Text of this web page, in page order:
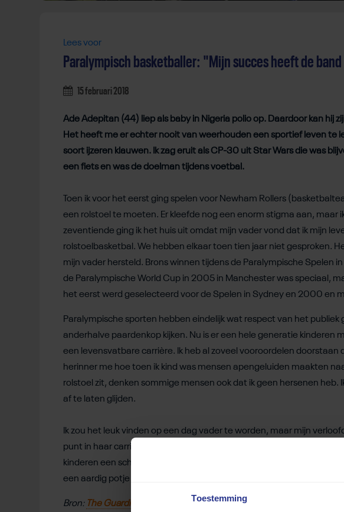
Toestemming
Lees voor
Paralympisch basketballer: "Mijn succes heeft de
15 februari 2018
Ade Adepitan (44) liep als baby in Nigeria polio op. Daardoor kan hij
Het heeft me er echter nooit van weerhouden een sportief leven te
soort ijzeren klauwen. Ik zag eruit als CP-30 uit Star Wars die was
een fiets en was de doelman tijdens voetbal.
Toen ik voor het eerst ging spelen voor Newham Rollers
een rolstoel te moeten. Er kleefde nog een enorm stigma aan, maar
zeventiende ging ik het huis uit omdat mijn vader vond dat ik mijn
rolstoelbasketbal. We hebben elkaar toen tien jaar niet gesproken.
mijn vader hersteld. Brons winnen tijdens de Paralympische Spelen
de Paralympische World Cup in 2005 in Manchester was speciaal,
het eerst werd geselecteerd voor de Spelen in Sydney en 2000 en
Paralympische sporten hebben eindelijk wat respect van het publiek
anderhalve paardenkop kijken. Nu is er een hele generatie kinderen
een levensvatbare carrière. Ik heb al zoveel vooroordelen doorstaan
herinner me hoe toen ik kind was mensen apengeluiden maakten
rolstoel zit, denken sommige mensen ook dat ik geen hersenen heb.
af te laten glijden.
Ik zou het leuk vinden op een dag vader te worden, maar mijn
punt in haar carrière dus we wachten nog even. Ik wil gewoon fit
kinderen een schop onder hun kont kan geven met sport en zeggen:
een aardig potje basketbal’.”
Bron: The Guardian Instagram.